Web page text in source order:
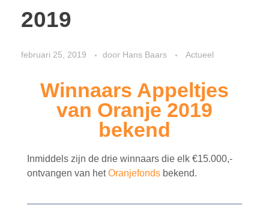
2019
februari 25, 2019 door Hans Baars Actueel
Winnaars Appeltjes
van Oranje 2019
bekend
Inmiddels zijn de drie winnaars die elk €15.000,-
ontvangen van hetOranjefonds bekend.